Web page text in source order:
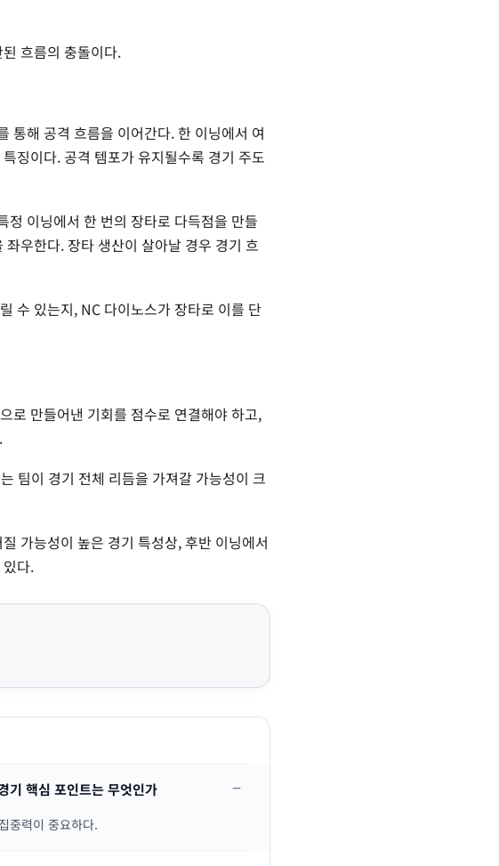
흐름의 충돌이다.
통해 공격 흐름을 이어간다. 한 이닝에서 여
징이다. 공격 템포가 유지될수록 경기 주도
이닝에서 한 번의 장타로 다득점을 만들
우한다. 장타 생산이 살아날 경우 경기 흐
수 있는지, NC 다이노스가 장타로 이를 단
로 만들어낸 기회를 점수로 연결해야 하고,
팀이 경기 전체 리듬을 가져갈 가능성이 크
가능성이 높은 경기 특성상, 후반 이닝에서
다.
핵심 포인트는 무엇인가
중력이 중요하다.